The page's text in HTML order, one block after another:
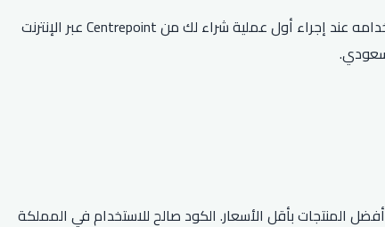
كود خصم سنتربوينت هو أول كود خصم يسري في المملكة العربية السعودية والإمارات العربية المتحدة وجميع البلدان الأخرى. إنه مصمم لاستخدامه عند إجراء أول عملية شراء لك من Centrepoint عبر الإنترنت
هذه فرصة رائعة للحصول على أفضل المنتجات بأقل الأسعار. الكود صالح للاستخدام في المملكة